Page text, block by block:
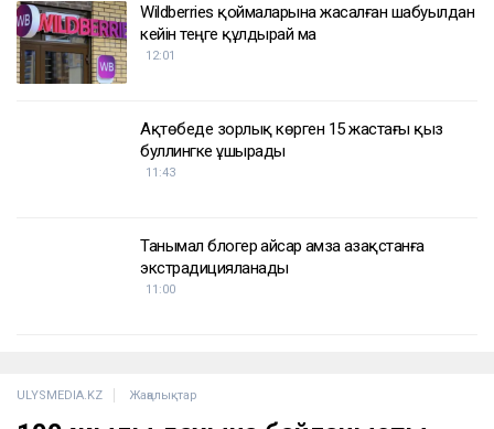
Wildberries қоймаларына жасалған шабуылдан
кейін теңге құлдырай ма
12:01
Ақтөбеде зорлық көрген 15 жастағы қыз
буллингке ұшырады
11:43
Танымал блогер Қайсар Қамза Қазақстанға
экстрадицияланады
11:00
ULYSMEDIA.KZ Жаңалықтар